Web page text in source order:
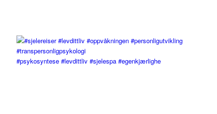
#psykosyntese #levdittliv #sjelespa #egenkjærlighe